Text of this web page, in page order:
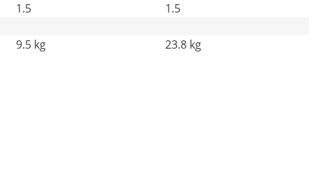
1.5
1.5
9.5 kg
23.8 kg